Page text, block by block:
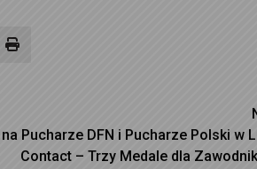
Pucharze DFN i Pucharze Polski w
Contact – Trzy Medale dla